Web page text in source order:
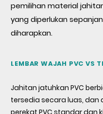
pemilihan material
yang diperlukan
diharapkan.
LEMBAR WAJAH PVC VS
Jahitan jatuhkan PVC
tersedia secara luas, dan
perekat PVC standar dan